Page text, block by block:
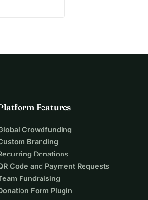
Features
Crowdfunding
Branding
Donations
Code and Payment Requests
Fundraising
Form Plugin